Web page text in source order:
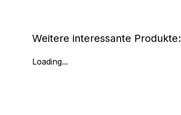
Weitere interessante Produkte:
Loading...